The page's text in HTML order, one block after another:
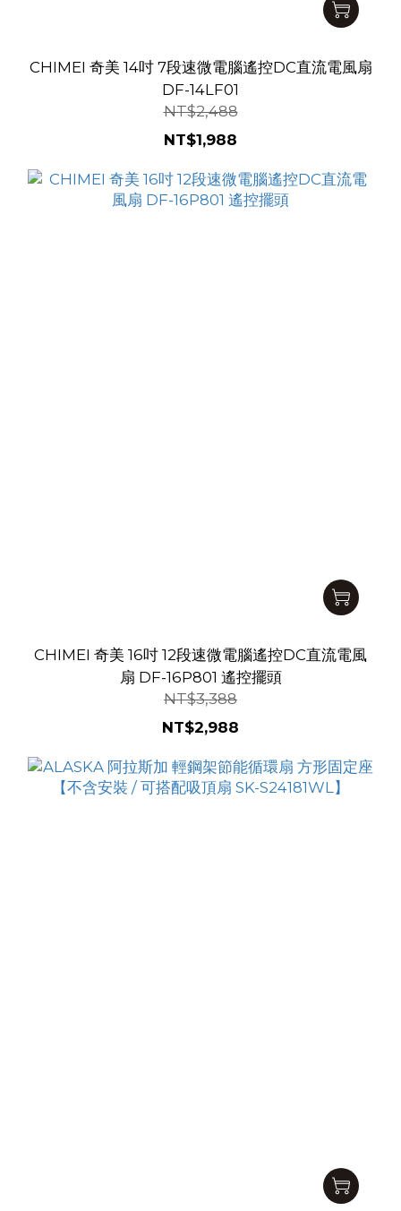
CHIMEI 奇美 14吋 7段速微電腦遙控DC直流電風扇
DF-14LF01
NT$2,488
NT$1,988
CHIMEI 奇美 16吋 12段速微電腦遙控DC直流電風
扇 DF-16P801 遙控擺頭
NT$3,388
NT$2,988